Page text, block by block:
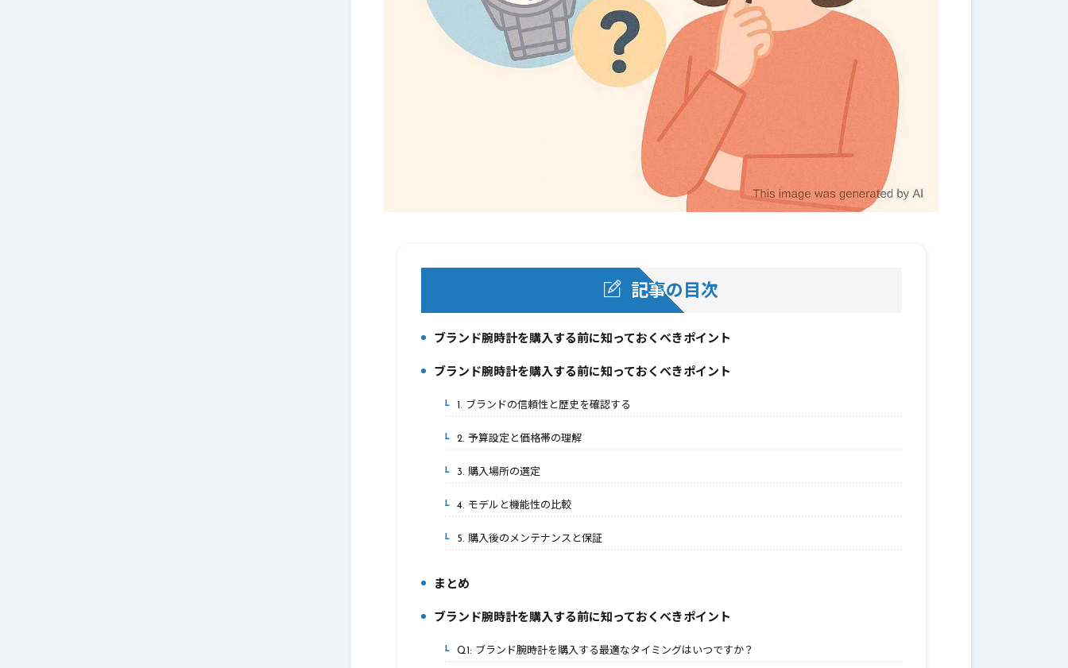
記事の目次
ブランド腕時計を購入する前に知っておくべきポイント
ブランド腕時計を購入する前に知っておくべきポイント
2-1.1. ブランドの信頼性と歴史を確認する
2-2.2. 予算設定と価格帯の理解
2-3.3. 購入場所の選定
2-4.4. モデルと機能性の比較
2-5.5. 購入後のメンテナンスと保証
まとめ
ブランド腕時計を購入する前に知っておくべきポイント
4-1.Q1: ブランド腕時計を購入する最適なタイミングはいつですか？